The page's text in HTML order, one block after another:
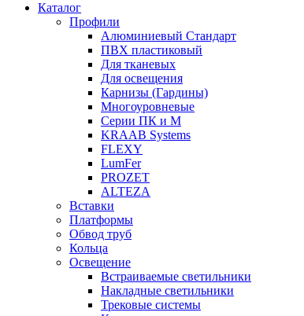
Каталог
Профили
Алюминиевый Стандарт
ПВХ пластиковый
Для тканевых
Для освещения
Карнизы (Гардины)
Многоуровневые
Серии ПК и М
KRAAB Systems
FLEXY
LumFer
PROZET
ALTEZA
Вставки
Платформы
Обвод труб
Кольца
Освещение
Встраиваемые светильники
Накладные светильники
Трековые системы